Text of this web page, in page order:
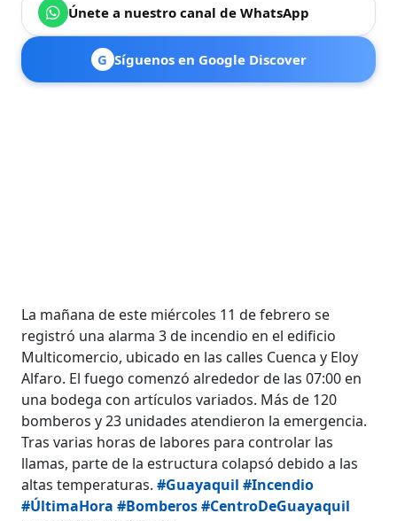
Únete a nuestro canal de WhatsApp
G Síguenos en Google Discover
La mañana de este miércoles 11 de febrero se
registró una alarma 3 de incendio en el edificio
Multicomercio, ubicado en las calles Cuenca y Eloy
Alfaro. El fuego comenzó alrededor de las 07:00 en
una bodega con artículos variados. Más de 120
bomberos y 23 unidades atendieron la emergencia.
Tras varias horas de labores para controlar las
llamas, parte de la estructura colapsó debido a las
altas temperaturas.#Guayaquil #Incendio
#ÚltimaHora #Bomberos#CentroDeGuayaquil